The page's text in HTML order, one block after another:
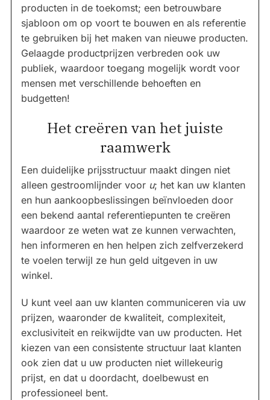
producten in de toekomst; een betrouwbare
sjabloon om op voort te bouwen en als referentie
te gebruiken bij het maken van nieuwe producten.
Gelaagde productprijzen verbreden ook uw
publiek, waardoor toegang mogelijk wordt voor
mensen met verschillende behoeften en
budgetten!
Het creëren van het juiste
raamwerk
Een duidelijke prijsstructuur maakt dingen niet
alleen gestroomlijnder voor u; het kan uw klanten
en hun aankoopbeslissingen beïnvloeden door
een bekend aantal referentiepunten te creëren
waardoor ze weten wat ze kunnen verwachten,
hen informeren en hen helpen zich zelfverzekerd
te voelen terwijl ze hun geld uitgeven in uw
winkel.
U kunt veel aan uw klanten communiceren via uw
prijzen, waaronder de kwaliteit, complexiteit,
exclusiviteit en reikwijdte van uw producten. Het
kiezen van een consistente structuur laat klanten
ook zien dat u uw producten niet willekeurig
prijst, en dat u doordacht, doelbewust en
professioneel bent.